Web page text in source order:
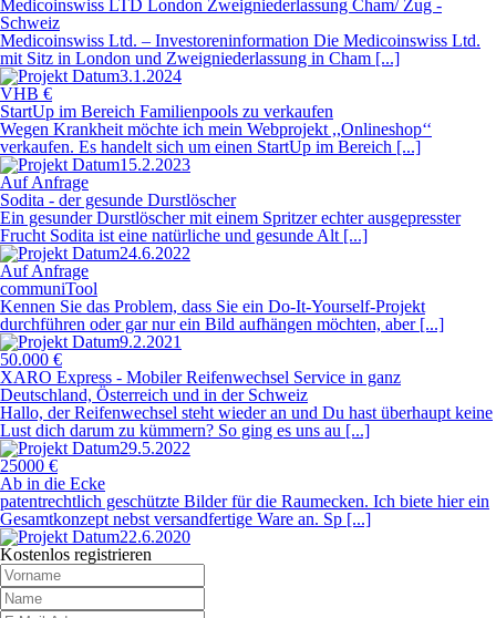
Medicoinswiss LTD London Zweigniederlassung Cham/ Zug -
Schweiz
Medicoinswiss Ltd. – Investoreninformation Die Medicoinswiss Ltd.
mit Sitz in London und Zweigniederlassung in Cham [...]
3.1.2024
VHB €
StartUp im Bereich Familienpools zu verkaufen
Wegen Krankheit möchte ich mein Webprojekt ,,Onlineshop‘‘
verkaufen. Es handelt sich um einen StartUp im Bereich [...]
15.2.2023
Auf Anfrage
Sodita - der gesunde Durstlöscher
Ein gesunder Durstlöscher mit einem Spritzer echter ausgepresster
Frucht Sodita ist eine natürliche und gesunde Alt [...]
24.6.2022
Auf Anfrage
communiTool
Kennen Sie das Problem, dass Sie ein Do-It-Yourself-Projekt
durchführen oder gar nur ein Bild aufhängen möchten, aber [...]
9.2.2021
50.000 €
XARO Express - Mobiler Reifenwechsel Service in ganz
Deutschland, Österreich und in der Schweiz
Hallo, der Reifenwechsel steht wieder an und Du hast überhaupt keine
Lust dich darum zu kümmern? So ging es uns au [...]
29.5.2022
25000 €
Ab in die Ecke
patentrechtlich geschützte Bilder für die Raumecken. Ich biete hier ein
Gesamtkonzept nebst versandfertige Ware an. Sp [...]
22.6.2020
Kostenlos registrieren